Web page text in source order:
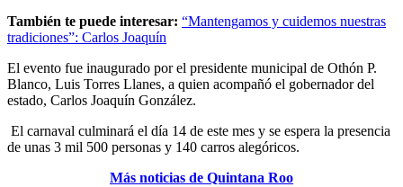
También te puede interesar: “Mantengamos y cuidemos nuestras
tradiciones”: Carlos Joaquín
El evento fue inaugurado por el presidente municipal de Othón P.
Blanco, Luis Torres Llanes, a quien acompañó el gobernador del
estado, Carlos Joaquín González.
El carnaval culminará el día 14 de este mes y se espera la presencia
de unas 3 mil 500 personas y 140 carros alegóricos.
Más noticias de Quintana Roo